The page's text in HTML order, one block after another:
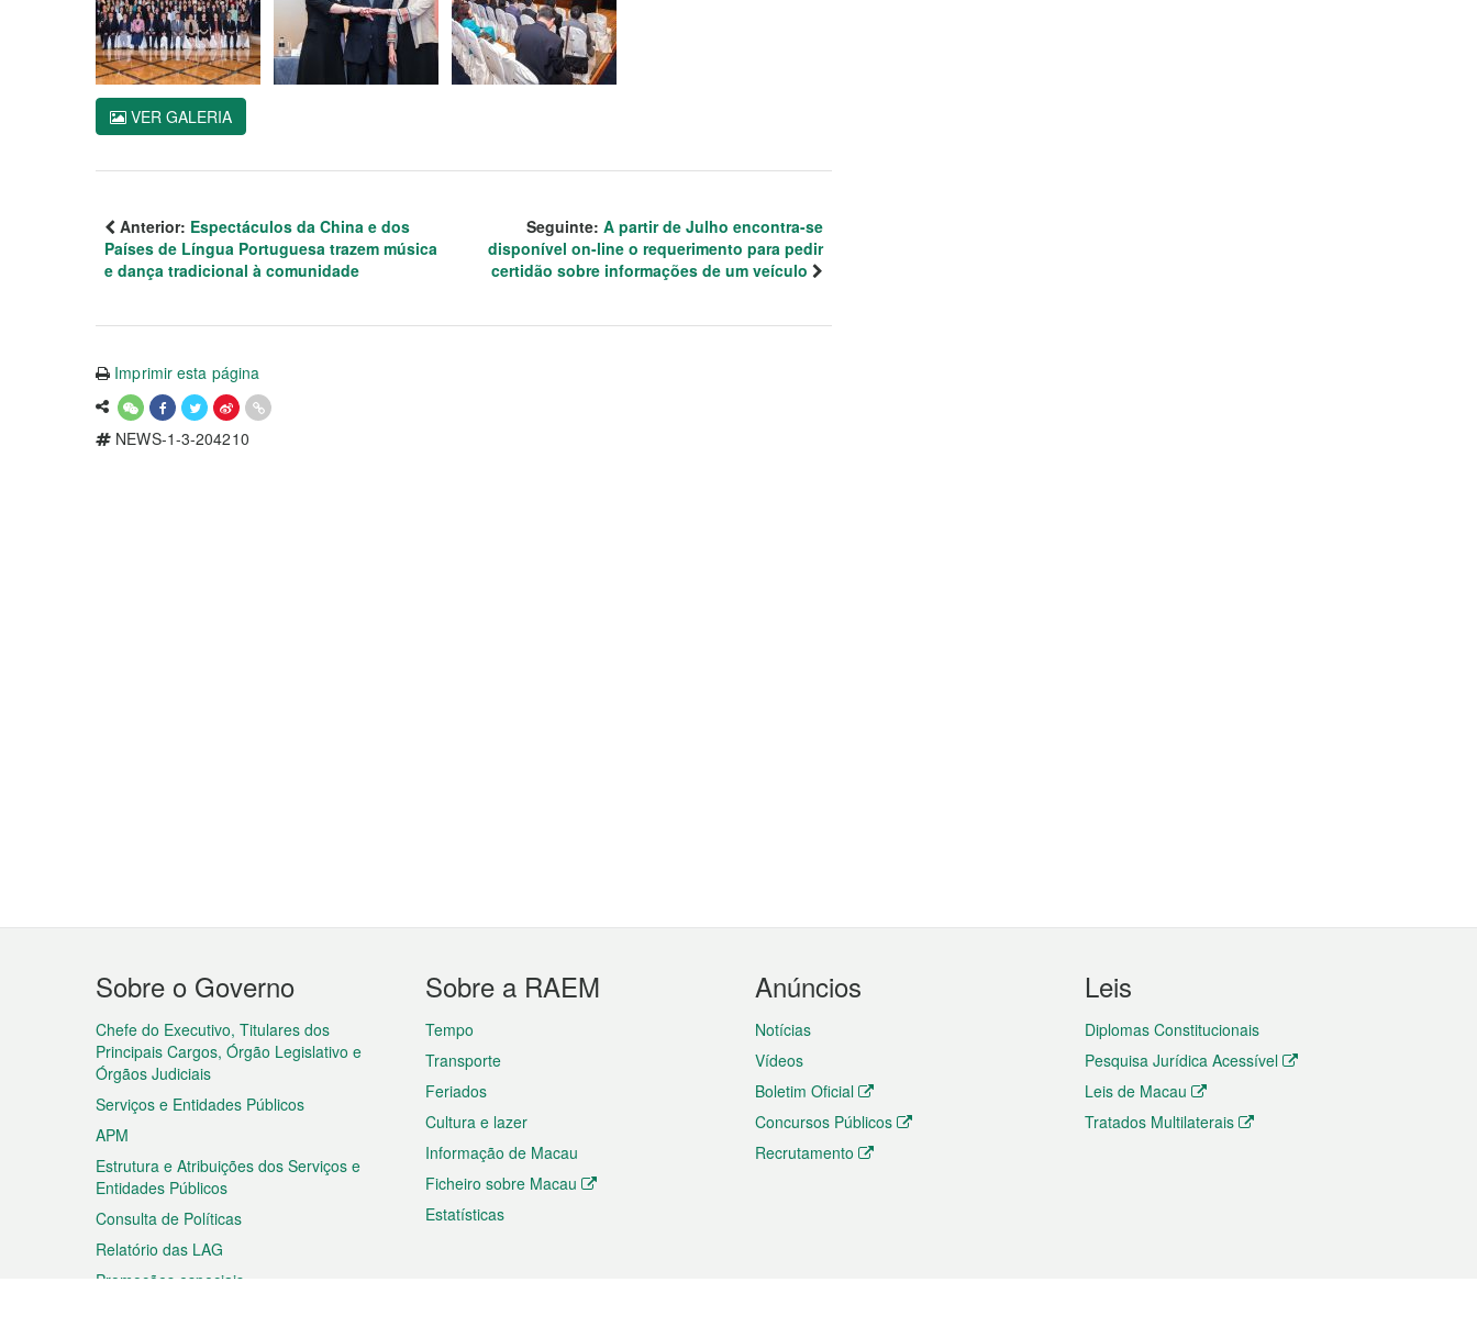
VER GALERIA
Anterior: Espectáculos da China e dos
Países de Língua Portuguesa trazem música
e dança tradicional à comunidade
Seguinte: A partir de Julho encontra-se
disponível on-line o requerimento para pedir
certidão sobre informações de um veículo
Imprimir esta página
NEWS-1-3-204210
Menu
do
rodapé
Sobre o Governo
Chefe do Executivo, Titulares dos
Principais Cargos, Órgão Legislativo e
Órgãos Judiciais
Serviços e Entidades Públicos
APM
Estrutura e Atribuições dos Serviços e
Entidades Públicos
Consulta de Políticas
Relatório das LAG
Promoções especiais
Sobre a RAEM
Tempo
Transporte
Feriados
Cultura e lazer
Informação de Macau
Ficheiro sobre Macau
Estatísticas
Anúncios
Notícias
Vídeos
Boletim Oficial
Concursos Públicos
Recrutamento
Leis
Diplomas Constitucionais
Pesquisa Jurídica Acessível
Leis de Macau
Tratados Multilaterais